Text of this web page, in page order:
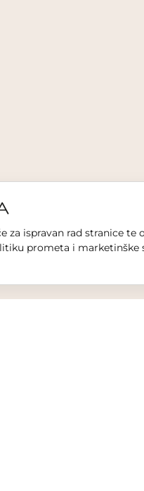
za ispravan rad stranice te
prometa i marketinške